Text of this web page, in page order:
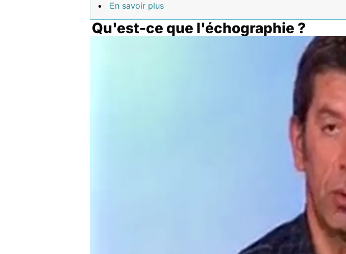
En savoir plus
Qu'est-ce que l'échographie ?